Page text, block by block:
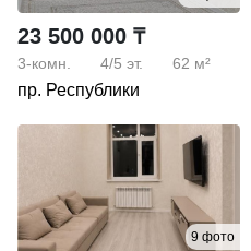
23 500 000 ₸
3-комн. 4/5 эт. 62 м²
пр. Республики
9 фото